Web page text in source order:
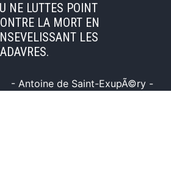
NE LUTTES POINT
LA MORT EN
LES
- Antoine de Saint-ExupÃ©ry -